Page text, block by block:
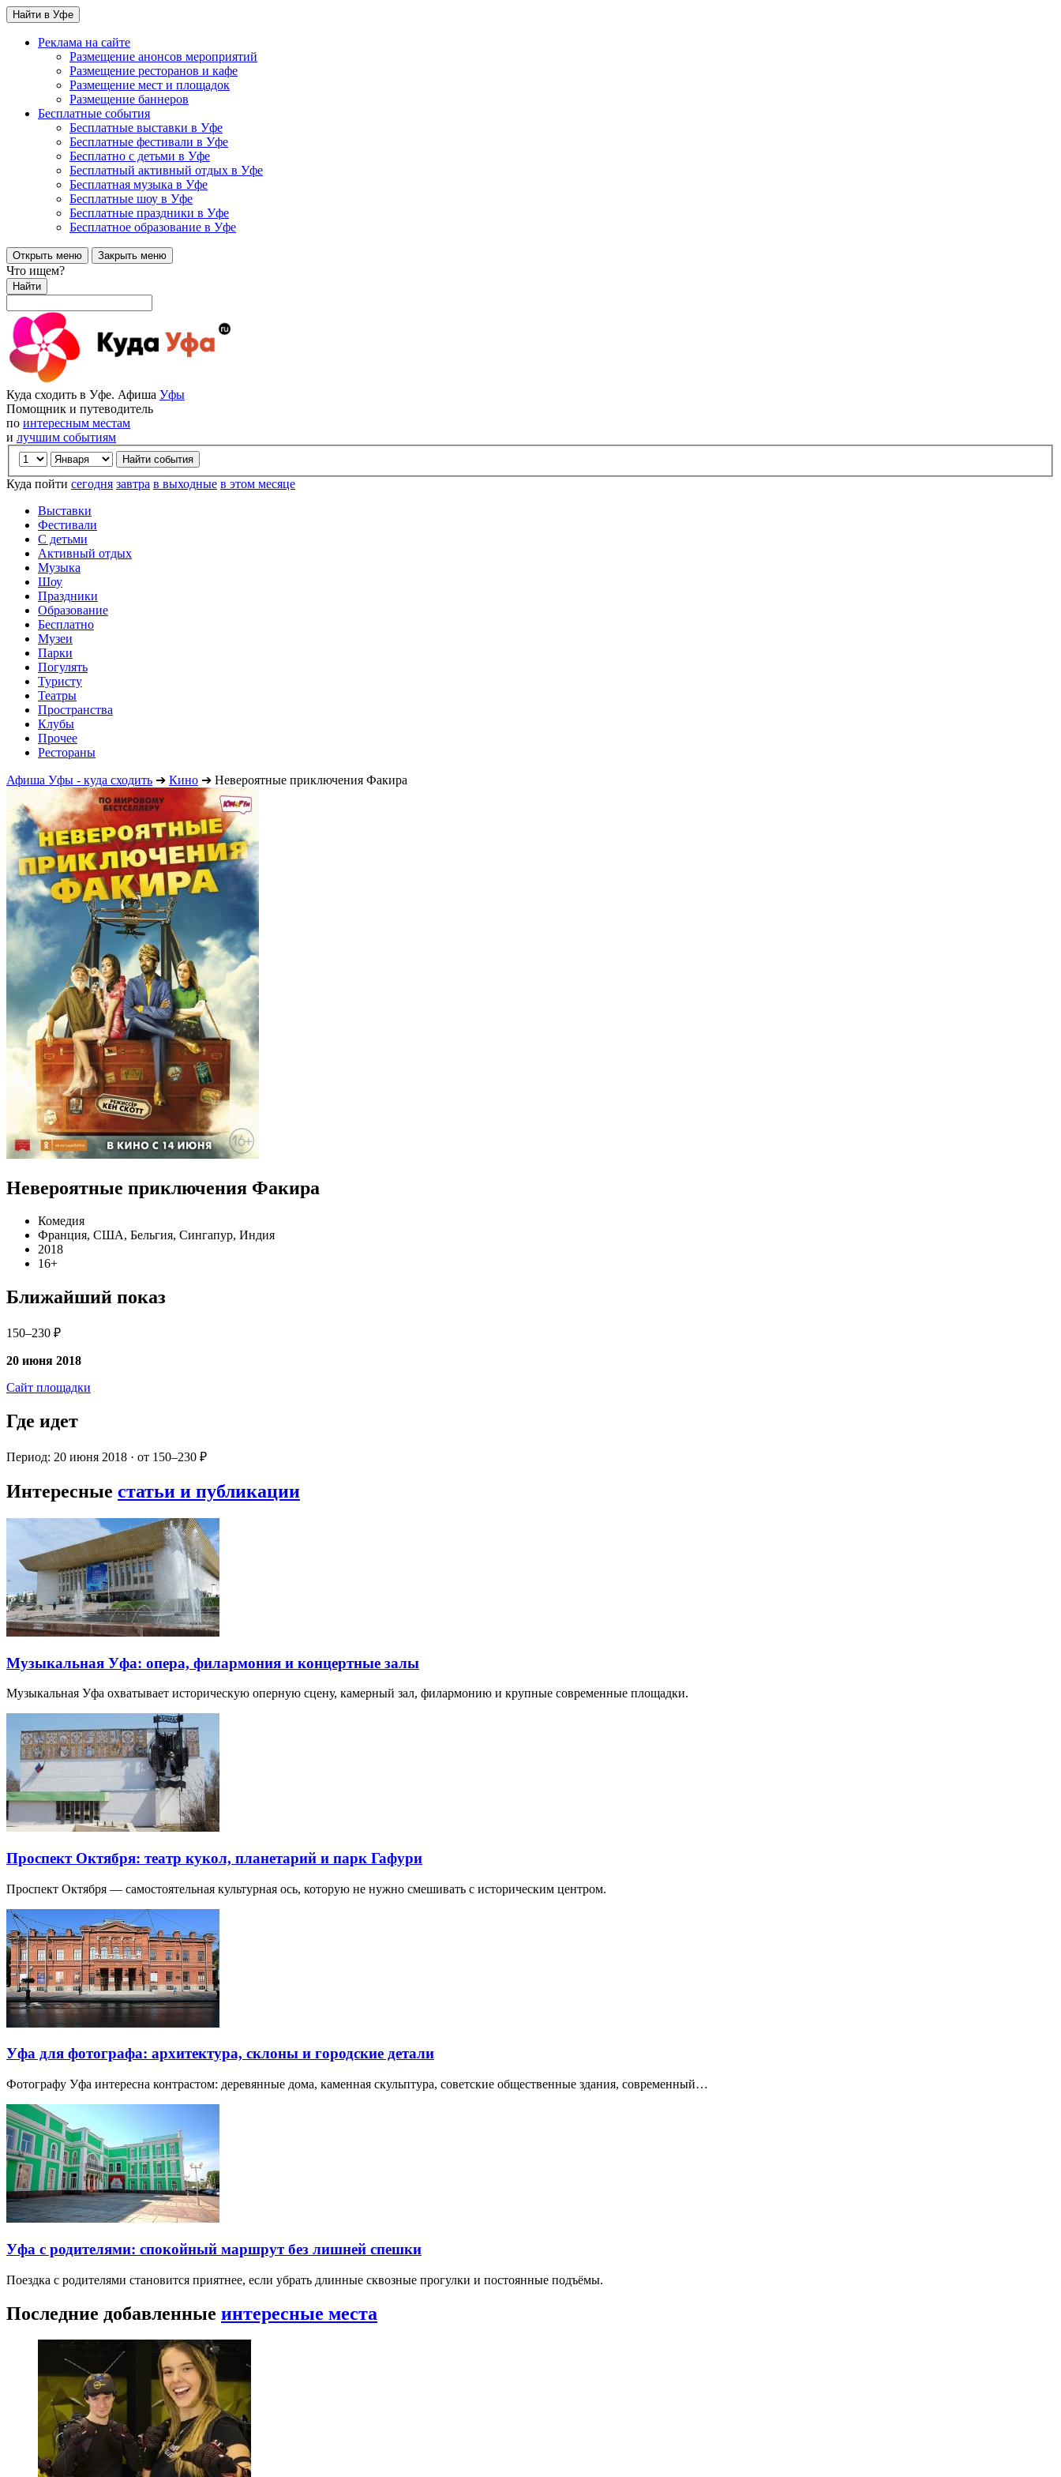
Найти в Уфе
Реклама на сайте
Размещение анонсов мероприятий
Размещение ресторанов и кафе
Размещение мест и площадок
Размещение баннеров
Бесплатные события
Бесплатные выставки в Уфе
Бесплатные фестивали в Уфе
Бесплатно с детьми в Уфе
Бесплатный активный отдых в Уфе
Бесплатная музыка в Уфе
Бесплатные шоу в Уфе
Бесплатные праздники в Уфе
Бесплатное образование в Уфе
Открыть меню Закрыть меню
Что ищем?
Найти
Куда сходить в Уфе. Афиша Уфы
Помощник и путеводитель
по интересным местам
и лучшим событиям
Куда пойти сегодня завтра в выходные в этом месяце
Выставки
Фестивали
С детьми
Активный отдых
Музыка
Шоу
Праздники
Образование
Бесплатно
Музеи
Парки
Погулять
Туристу
Театры
Пространства
Клубы
Прочее
Рестораны
Афиша Уфы - куда сходить ➔ Кино ➔ Невероятные приключения Факира
Невероятные приключения Факира
Комедия
Франция, США, Бельгия, Сингапур, Индия
2018
16+
Ближайший показ
150–230 ₽
20 июня 2018
Сайт площадки
Где идет
Период: 20 июня 2018 · от 150–230 ₽
Интересные статьи и публикации
Музыкальная Уфа: опера, филармония и концертные залы
Музыкальная Уфа охватывает историческую оперную сцену, камерный зал, филармонию и крупные современные площадки.
Проспект Октября: театр кукол, планетарий и парк Гафури
Проспект Октября — самостоятельная культурная ось, которую не нужно смешивать с историческим центром.
Уфа для фотографа: архитектура, склоны и городские детали
Фотографу Уфа интересна контрастом: деревянные дома, каменная скульптура, советские общественные здания, современный…
Уфа с родителями: спокойный маршрут без лишней спешки
Поездка с родителями становится приятнее, если убрать длинные сквозные прогулки и постоянные подъёмы.
Последние добавленные интересные места